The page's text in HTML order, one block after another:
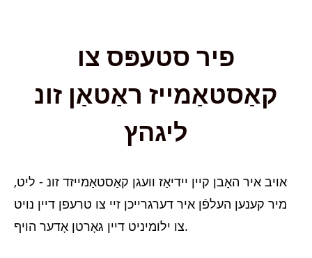
פיר סטעפּס צו
קאַסטאַמייז ראַטאַן זונ
ליגהץ
אויב איר האָבן קיין יידיאַז וועגן קאַסטאַמייזד זונ - ליט,
מיר קענען העלפֿן איר דערגרייכן זיי צו טרעפן דיין נויט
צו ילומיניט דיין גאָרטן אָדער הויף.